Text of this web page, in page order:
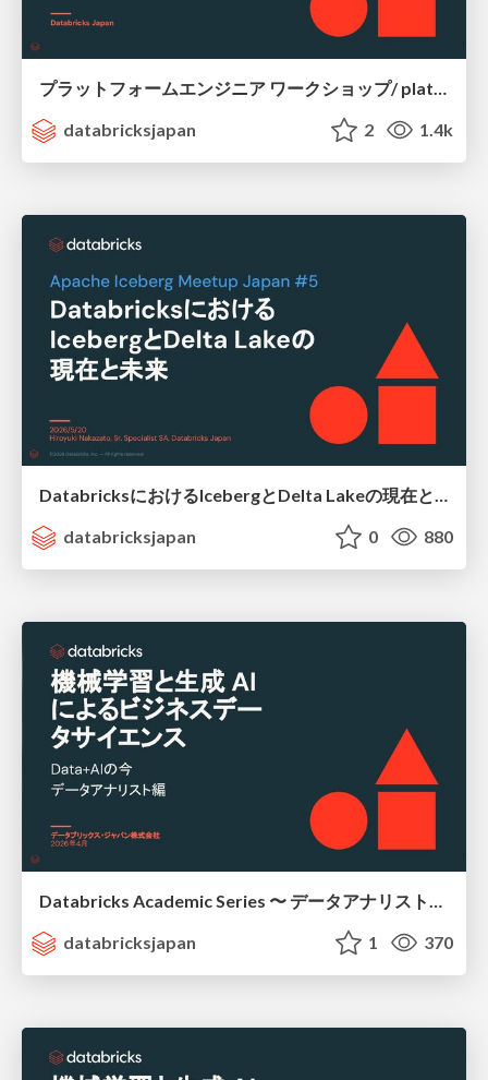
プラットフォームエンジニア ワークショップ/ platform-workshop
databricksjapan
2 1.4k
DatabricksにおけるIcebergとDelta Lakeの現在と未来 / The Present and Future of Iceberg and Delta Lake in Databricks
databricksjapan
0 880
Databricks Academic Series 〜 データアナリスト編 〜 / academic-series-data-analyst
databricksjapan
1 370